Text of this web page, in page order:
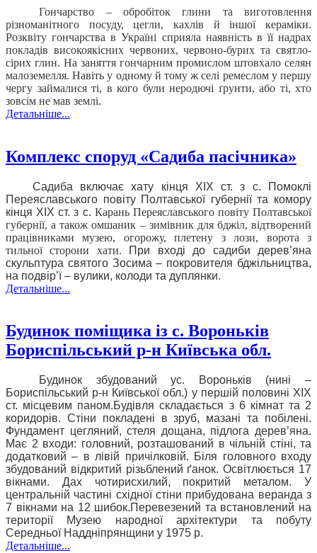
Гончарство – обробіток глини та виготовлення
різноманітного посуду, цегли, кахлів й іншої кераміки.
Розквіту гончарства в Україні сприяла наявність в її надрах
покладів високоякісних червоних, червоно-бурих та святло-
сірих глин. На заняття гончарним промислом штовхало селян
малоземелля. Навіть у одному й тому ж селі ремеслом у першу
чергу займалися ті, в кого були неродючі ґрунти, або ті, хто
зовсім не мав землі.
Детальніше...
Комплекс споруд «Садиба пасічника»
Садиба включає хату кінця ХІХ ст. з с. Помоклі
Переяславського повіту Полтавської губернії та комору
кінця ХІХ ст. з с. Карань Переяславського повіту Полтавської
губернії, а також омшаник – зимівник для бджіл, відтворений
працівниками музею, огорожу, плетену з лози, ворота з
тильної сторони хати.
При вході до садиби дерев’яна
скульптура святого Зосима – покровителя бджільництва,
на подвір’ї – вулики, колоди та дуплянки.
Детальніше...
Будинок поміщика із с. Вороньків
Бориспільський р-н Київська обл.
Будинок збудований ус. Вороньків (нині –
Бориспільський р-н Київської обл.) у першій половині ХІХ
ст. місцевим паном.Будівля складається з 6 кімнат та 2
коридорів. Стіни покладені в зруб, мазані та побілені.
Фундамент цегляний, стеля дощана, підлога дерев’яна.
Має 2 входи: головний, розташований в чільній стіні, та
додатковий – в лівій причілковій. Біля головного входу
збудований відкритий різьблений ґанок. Освітлюється 17
вікнами. Дах чотирисхилий, покритий металом. У
центральній частині східної стіни прибудована веранда з
7 вікнами на 12 шибок.Перевезений та встановлений на
території Музею народної архітектури та побуту
Середньої Наддніпрянщини у 1975 р.
Детальніше...